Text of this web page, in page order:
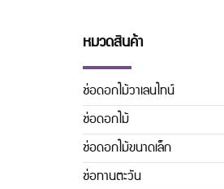
หมวดสินค้า
ช่อดอกไม้วาเลนไทน์
ช่อดอกไม้
ช่อดอกไม้ขนาดเล็ก
ช่อทานตะวัน